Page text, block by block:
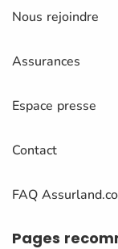
Nous rejoindre
Assurances
Espace presse
Contact
FAQ
Pages